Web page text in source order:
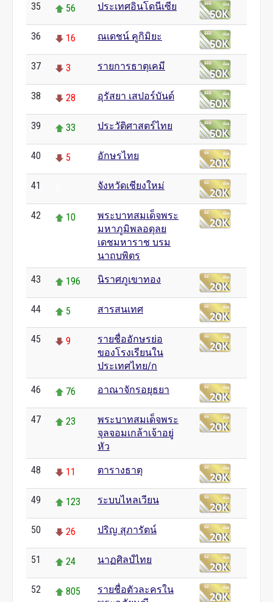
35 56 ประเทศอินโดนีเซีย
36 16 ณเดชน์ คูกิมิยะ
37 3 รายการธาตุเคมี
38 28 อุรัสยา เสปอร์บันด์
39 33 ประวัติศาสตร์ไทย
40 5 อักษรไทย
41 จังหวัดเชียงใหม่
42 10
พระบาทสมเด็จพระ
มหาภูมิพลอดุลย
เดชมหาราช บรม
นาถบพิตร
43 196 นิราศภูเขาทอง
44 5 สารสนเทศ
45 9
รายชื่ออักษรย่อ
ของโรงเรียนใน
ประเทศไทย/ก
46 76 อาณาจักรอยุธยา
47 23
พระบาทสมเด็จพระ
จุลจอมเกล้าเจ้าอยู่
หัว
48 11 ตารางธาตุ
49 123 ระบบไหลเวียน
50 26 ปริญ สุภารัตน์
51 24 นาฏศิลป์ไทย
52 805
รายชื่อตัวละครใน